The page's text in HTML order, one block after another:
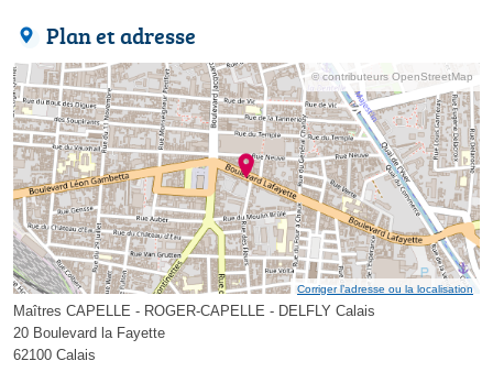
Plan et adresse
© contributeurs OpenStreetMap
Corriger l’adresse ou la localisation
Maîtres CAPELLE - ROGER-CAPELLE - DELFLY Calais
20 Boulevard la Fayette
62100 Calais